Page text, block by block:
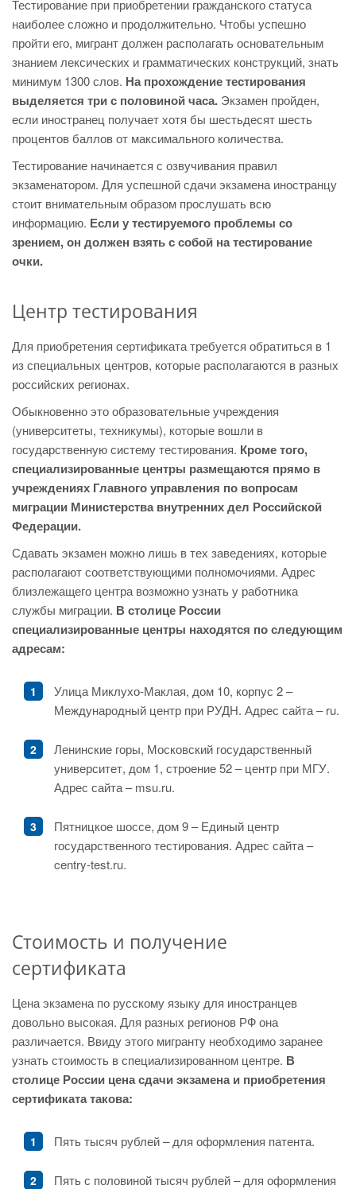
Тестирование при приобретении гражданского статуса
наиболее сложно и продолжительно. Чтобы успешно
пройти его, мигрант должен располагать основательным
знанием лексических и грамматических конструкций, знать
минимум 1300 слов. На прохождение тестирования
выделяется три с половиной часа. Экзамен пройден,
если иностранец получает хотя бы шестьдесят шесть
процентов баллов от максимального количества.
Тестирование начинается с озвучивания правил
экзаменатором. Для успешной сдачи экзамена иностранцу
стоит внимательным образом прослушать всю
информацию. Если у тестируемого проблемы со
зрением, он должен взять с собой на тестирование
очки.
Центр тестирования
Для приобретения сертификата требуется обратиться в 1
из специальных центров, которые располагаются в разных
российских регионах.
Обыкновенно это образовательные учреждения
(университеты, техникумы), которые вошли в
государственную систему тестирования. Кроме того,
специализированные центры размещаются прямо в
учреждениях Главного управления по вопросам
миграции Министерства внутренних дел Российской
Федерации.
Сдавать экзамен можно лишь в тех заведениях, которые
располагают соответствующими полномочиями. Адрес
близлежащего центра возможно узнать у работника
службы миграции. В столице России
специализированные центры находятся по следующим
адресам:
Улица Миклухо-Маклая, дом 10, корпус 2 –
Международный центр при РУДН. Адрес сайта – ru.
Ленинские горы, Московский государственный
университет, дом 1, строение 52 – центр при МГУ.
Адрес сайта – msu.ru.
Пятницкое шоссе, дом 9 – Единый центр
государственного тестирования. Адрес сайта –
centry-test.ru.
Стоимость и получение
сертификата
Цена экзамена по русскому языку для иностранцев
довольно высокая. Для разных регионов РФ она
различается. Ввиду этого мигранту необходимо заранее
узнать стоимость в специализированном центре. В
столице России цена сдачи экзамена и приобретения
сертификата такова:
Пять тысяч рублей – для оформления патента.
Пять с половиной тысяч рублей – для оформления